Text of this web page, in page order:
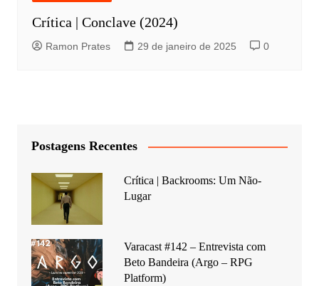
Crítica | Conclave (2024)
Ramon Prates 29 de janeiro de 2025 0
Postagens Recentes
Crítica | Backrooms: Um Não-
Lugar
Varacast #142 – Entrevista com
Beto Bandeira (Argo – RPG
Platform)